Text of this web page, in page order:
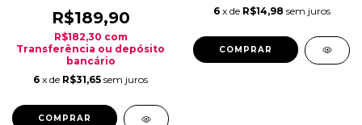
R$189,90
R$182,30 com
Transferência ou depósito
bancário
6 x de R$31,65 sem juros
COMPRAR
6 x de R$14,98 sem juros